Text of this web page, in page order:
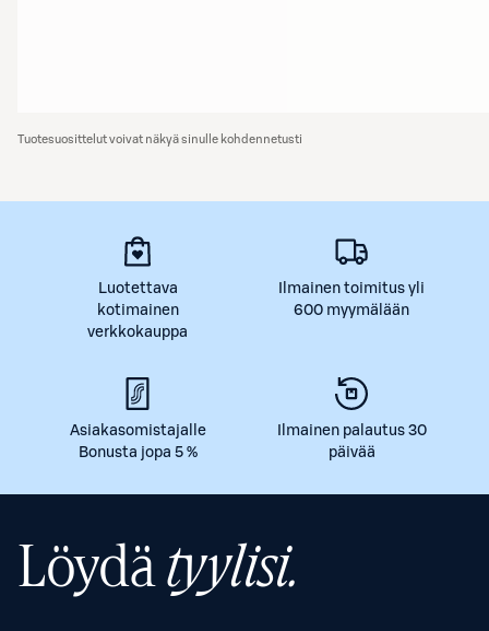
Tuotesuosittelut voivat näkyä sinulle kohdennetusti
Luotettava
kotimainen
verkkokauppa
Ilmainen toimitus yli
600 myymälään
Asiakasomistajalle
Bonusta jopa 5 %
Ilmainen palautus 30
päivää
Löydätyylisi.